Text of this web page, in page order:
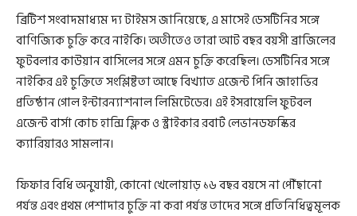
ব্রিটিশ সংবাদমাধ্যম দ্য টাইমস জানিয়েছে, এ মাসেই ডেসটিনির সঙ্গে
বাণিজ্যিক চুক্তি করে নাইকি। অতীতেও তারা আট বছর বয়সী ব্রাজিলের
ফুটবলার কাউয়ান বাসিলের সঙ্গে এমন চুক্তি করেছিল। ডেসটিনির সঙ্গে
নাইকির এই চুক্তিতে সংশ্লিষ্টতা আছে বিখ্যাত এজেন্ট পিনি জাহাভির
প্রতিষ্ঠান গোল ইন্টারন্যাশনাল লিমিটেডের। এই ইসরায়েলি ফুটবল
এজেন্ট বার্সা কোচ হান্সি ফ্লিক ও স্ট্রাইকার রবার্ট লেভানডফস্কির
ক্যারিয়ারও সামলান।
ফিফার বিধি অনুযায়ী, কোনো খেলোয়াড় ১৬ বছর বয়সে না পৌঁছানো
পর্যন্ত এবং প্রথম পেশাদার চুক্তি না করা পর্যন্ত তাদের সঙ্গে প্রতিনিধিত্বমূলক